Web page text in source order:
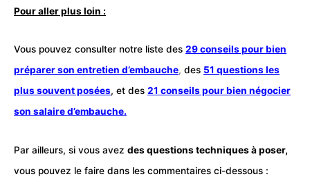
Pour aller plus loin :
Vous pouvez consulter notre liste des 29 conseils pour bien
préparer son entretien d’embauche, des 51 questions les
plus souvent posées, et des 21 conseils pour bien négocier
son salaire d’embauche.
Par ailleurs, si vous avez des questions techniques à poser,
vous pouvez le faire dans les commentaires ci-dessous :